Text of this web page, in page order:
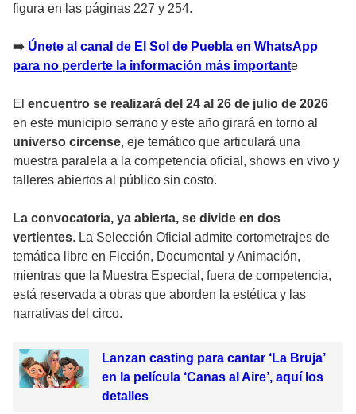
figura en las páginas 227 y 254.
➡️ Únete al canal de El Sol de Puebla en WhatsApp
para no perderte la información más importante
El encuentro se realizará del 24 al 26 de julio de 2026
en este municipio serrano y este año girará en torno al
universo circense, eje temático que articulará una
muestra paralela a la competencia oficial, shows en vivo y
talleres abiertos al público sin costo.
La convocatoria, ya abierta, se divide en dos
vertientes. La Selección Oficial admite cortometrajes de
temática libre en Ficción, Documental y Animación,
mientras que la Muestra Especial, fuera de competencia,
está reservada a obras que aborden la estética y las
narrativas del circo.
Lanzan casting para cantar ‘La Bruja’
en la película ‘Canas al Aire’, aquí los
detalles